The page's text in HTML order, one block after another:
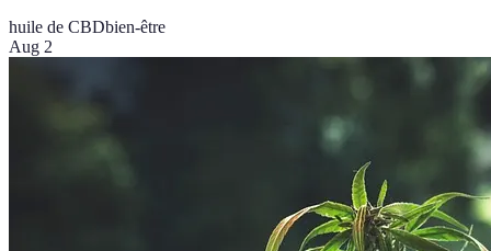
huile de CBDbien-être
Aug 2